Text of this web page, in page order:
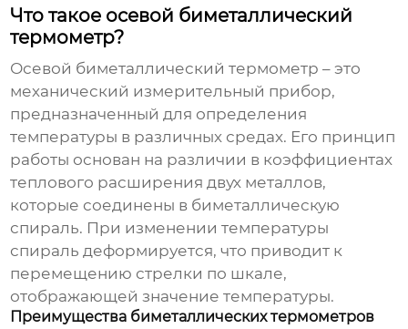
Что такое осевой биметаллический
термометр?
Осевой биметаллический термометр – это
механический измерительный прибор,
предназначенный для определения
температуры в различных средах. Его принцип
работы основан на различии в коэффициентах
теплового расширения двух металлов,
которые соединены в биметаллическую
спираль. При изменении температуры
спираль деформируется, что приводит к
перемещению стрелки по шкале,
отображающей значение температуры.
Преимущества биметаллических термометров